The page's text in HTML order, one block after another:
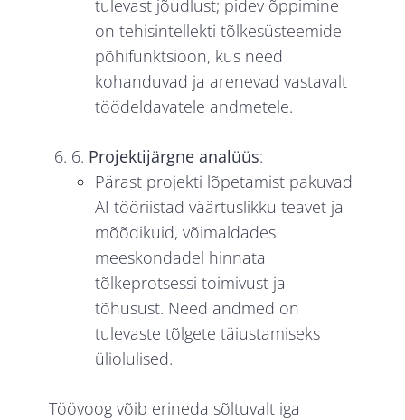
tulevast jõudlust; pidev õppimine
on tehisintellekti tõlkesüsteemide
põhifunktsioon, kus need
kohanduvad ja arenevad vastavalt
töödeldavatele andmetele.
6. Projektijärgne analüüs:
Pärast projekti lõpetamist pakuvad
AI tööriistad väärtuslikku teavet ja
mõõdikuid, võimaldades
meeskondadel hinnata
tõlkeprotsessi toimivust ja
tõhusust. Need andmed on
tulevaste tõlgete täiustamiseks
üliolulised.
Töövoog võib erineda sõltuvalt iga